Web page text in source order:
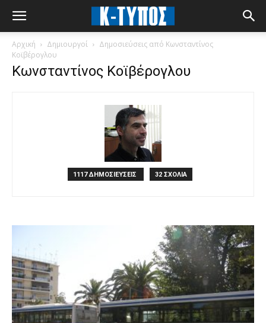
Αρχική Δημιουργοί
Δημοσιεύσεις από Κωνσταντίνος
Κοϊβέρογλου
Κωνσταντίνος Κοϊβέρογλου
1117 ΔΗΜΟΣΙΕΥΣΕΙΣ 32 ΣΧΟΛΙΑ